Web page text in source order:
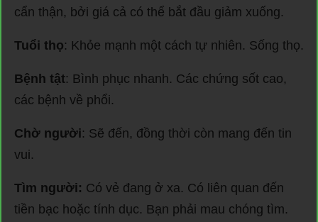
cẩn thận, bởi giá cả có thể bắt đầu giảm xuống.
Tuổi thọ: Khỏe mạnh một cách tự nhiên. Sống thọ.
Bệnh tật: Bình phục nhanh. Các chứng sốt cao,
các bệnh về phổi.
Chờ người: Sẽ đến, đồng thời còn mang đến tin
vui.
Tìm người: Có vẻ đang ở xa. Có liên quan đến
tiền bạc hoặc tính dục. Bạn phải mau chóng tìm.